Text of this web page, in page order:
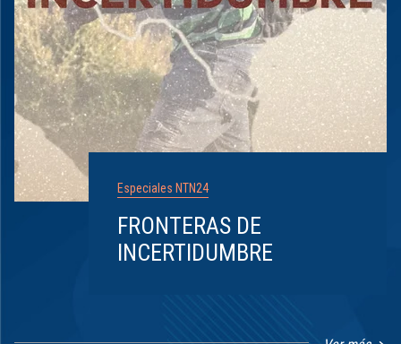
Especiales NTN24
FRONTERAS DE
INCERTIDUMBRE